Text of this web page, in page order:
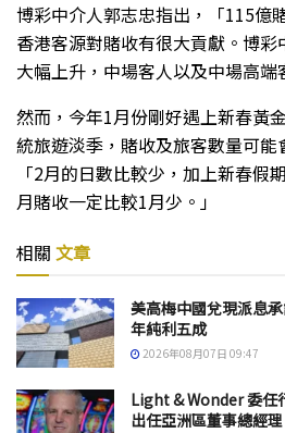
博彩中介人郭志忠指出，「115億
香港客源對賭收有很大貢獻。博
大幅上升，中場客人以及中場高端
然而，今年1月份剛好遇上新春黃
統旅遊淡季，賭收及旅客數量可能
「2月的日數比較少，加上新春假
月賭收一定比較1月少。」
相關 文章
美高梅中國兌現派息
年純利五成
2026年08月07日 09:47
Light & Wonder 委任
出任亞洲區董事總經理